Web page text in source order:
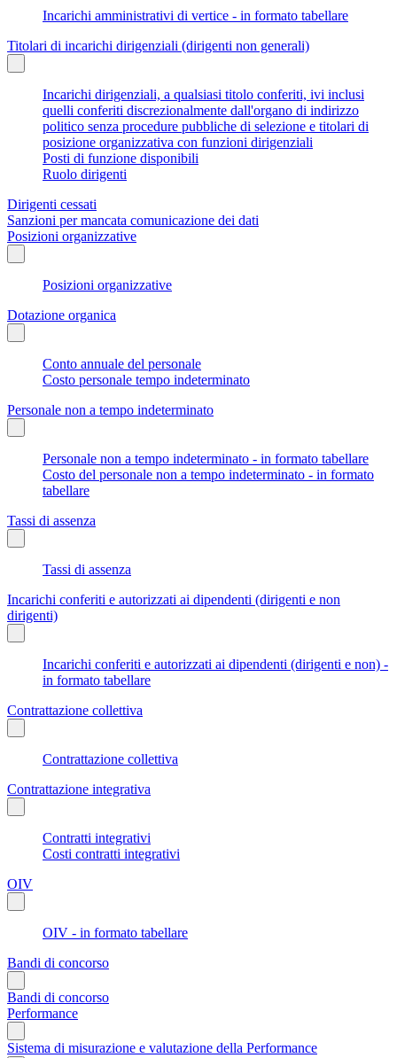
Incarichi amministrativi di vertice - in formato tabellare
Titolari di incarichi dirigenziali (dirigenti non generali)
Incarichi dirigenziali, a qualsiasi titolo conferiti, ivi inclusi
quelli conferiti discrezionalmente dall'organo di indirizzo
politico senza procedure pubbliche di selezione e titolari di
posizione organizzativa con funzioni dirigenziali
Posti di funzione disponibili
Ruolo dirigenti
Dirigenti cessati
Sanzioni per mancata comunicazione dei dati
Posizioni organizzative
Posizioni organizzative
Dotazione organica
Conto annuale del personale
Costo personale tempo indeterminato
Personale non a tempo indeterminato
Personale non a tempo indeterminato - in formato tabellare
Costo del personale non a tempo indeterminato - in formato
tabellare
Tassi di assenza
Tassi di assenza
Incarichi conferiti e autorizzati ai dipendenti (dirigenti e non
dirigenti)
Incarichi conferiti e autorizzati ai dipendenti (dirigenti e non) -
in formato tabellare
Contrattazione collettiva
Contrattazione collettiva
Contrattazione integrativa
Contratti integrativi
Costi contratti integrativi
OIV
OIV - in formato tabellare
Bandi di concorso
Bandi di concorso
Performance
Sistema di misurazione e valutazione della Performance